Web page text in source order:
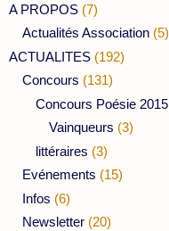
A PROPOS (7)
Actualités Association (5)
ACTUALITES (192)
Concours (131)
Concours Poésie 2015
Vainqueurs (3)
littéraires (3)
Evénements (15)
Infos (6)
Newsletter (20)